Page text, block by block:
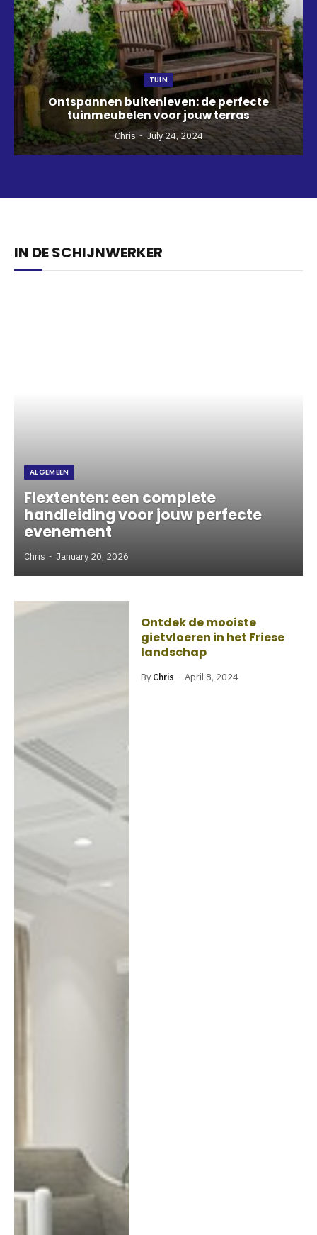
TUIN
Ontspannen buitenleven: de perfecte
tuinmeubelen voor jouw terras
Chris July 24, 2024
IN DE SCHIJNWERKER
ALGEMEEN
Flextenten: een complete
handleiding voor jouw perfecte
evenement
Chris January 20, 2026
Ontdek de mooiste
gietvloeren in het Friese
landschap
By Chris April 8, 2024